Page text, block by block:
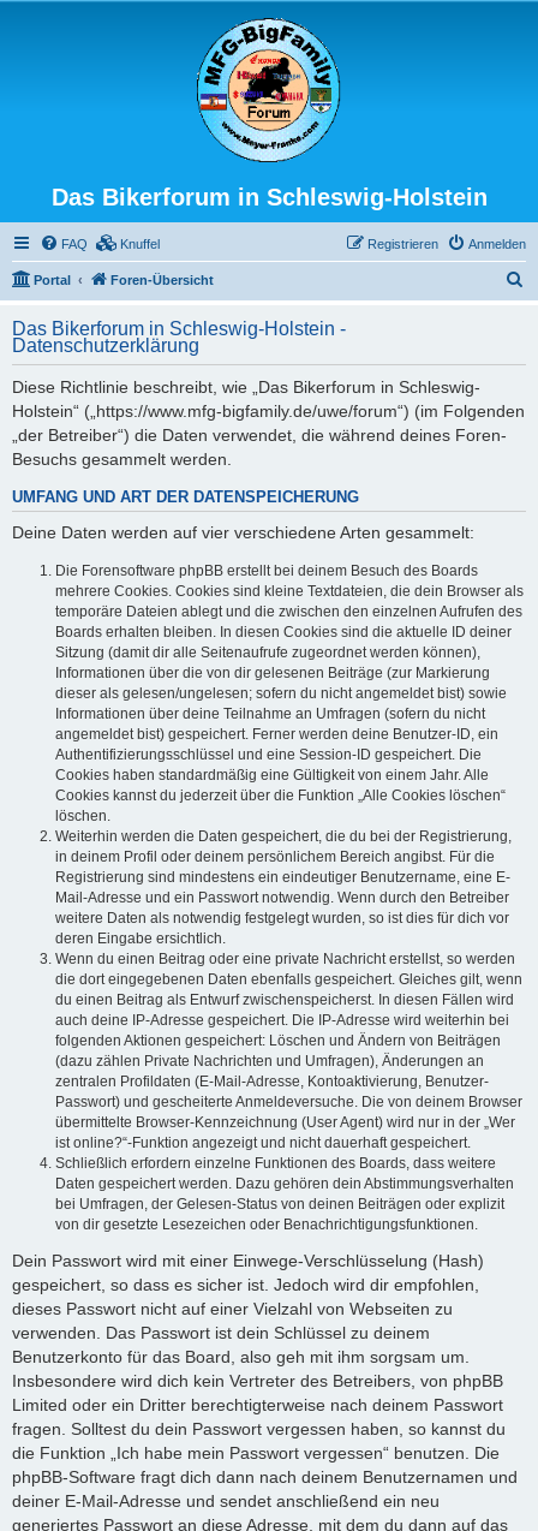
Das Bikerforum in Schleswig-Holstein
FAQ Knuffel Anmelden
Registrieren
Portal Foren-Übersicht
h
Das Bikerforum in Schleswig-Holstein -
Datenschutzerklärung
Diese Richtlinie beschreibt, wie „Das Bikerforum in Schleswig-
Holstein“ („https://www.mfg-bigfamily.de/uwe/forum“) (im Folgenden
„der Betreiber“) die Daten verwendet, die während deines Foren-
Besuchs gesammelt werden.
UMFANG UND ART DER DATENSPEICHERUNG
Deine Daten werden auf vier verschiedene Arten gesammelt:
Die Forensoftware phpBB erstellt bei deinem Besuch des Boards
mehrere Cookies. Cookies sind kleine Textdateien, die dein Browser als
temporäre Dateien ablegt und die zwischen den einzelnen Aufrufen des
Boards erhalten bleiben. In diesen Cookies sind die aktuelle ID deiner
Sitzung (damit dir alle Seitenaufrufe zugeordnet werden können),
Informationen über die von dir gelesenen Beiträge (zur Markierung
dieser als gelesen/ungelesen; sofern du nicht angemeldet bist) sowie
Informationen über deine Teilnahme an Umfragen (sofern du nicht
angemeldet bist) gespeichert. Ferner werden deine Benutzer-ID, ein
Authentifizierungsschlüssel und eine Session-ID gespeichert. Die
Cookies haben standardmäßig eine Gültigkeit von einem Jahr. Alle
Cookies kannst du jederzeit über die Funktion „Alle Cookies löschen“
löschen.
Weiterhin werden die Daten gespeichert, die du bei der Registrierung,
in deinem Profil oder deinem persönlichem Bereich angibst. Für die
Registrierung sind mindestens ein eindeutiger Benutzername, eine E-
Mail-Adresse und ein Passwort notwendig. Wenn durch den Betreiber
weitere Daten als notwendig festgelegt wurden, so ist dies für dich vor
deren Eingabe ersichtlich.
Wenn du einen Beitrag oder eine private Nachricht erstellst, so werden
die dort eingegebenen Daten ebenfalls gespeichert. Gleiches gilt, wenn
du einen Beitrag als Entwurf zwischenspeicherst. In diesen Fällen wird
auch deine IP-Adresse gespeichert. Die IP-Adresse wird weiterhin bei
folgenden Aktionen gespeichert: Löschen und Ändern von Beiträgen
(dazu zählen Private Nachrichten und Umfragen), Änderungen an
zentralen Profildaten (E-Mail-Adresse, Kontoaktivierung, Benutzer-
Passwort) und gescheiterte Anmeldeversuche. Die von deinem Browser
übermittelte Browser-Kennzeichnung (User Agent) wird nur in der „Wer
ist online?“-Funktion angezeigt und nicht dauerhaft gespeichert.
Schließlich erfordern einzelne Funktionen des Boards, dass weitere
Daten gespeichert werden. Dazu gehören dein Abstimmungsverhalten
bei Umfragen, der Gelesen-Status von deinen Beiträgen oder explizit
von dir gesetzte Lesezeichen oder Benachrichtigungsfunktionen.
Dein Passwort wird mit einer Einwege-Verschlüsselung (Hash)
gespeichert, so dass es sicher ist. Jedoch wird dir empfohlen,
dieses Passwort nicht auf einer Vielzahl von Webseiten zu
verwenden. Das Passwort ist dein Schlüssel zu deinem
Benutzerkonto für das Board, also geh mit ihm sorgsam um.
Insbesondere wird dich kein Vertreter des Betreibers, von phpBB
Limited oder ein Dritter berechtigterweise nach deinem Passwort
fragen. Solltest du dein Passwort vergessen haben, so kannst du
die Funktion „Ich habe mein Passwort vergessen“ benutzen. Die
phpBB-Software fragt dich dann nach deinem Benutzernamen und
deiner E-Mail-Adresse und sendet anschließend ein neu
generiertes Passwort an diese Adresse, mit dem du dann auf das